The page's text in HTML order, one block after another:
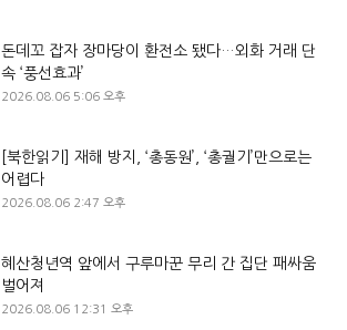
돈데꼬 잡자 장마당이 환전소 됐다…외화 거래 단
속 ‘풍선효과’
2026.08.06 5:06 오후
[북한읽기] 재해 방지, ‘총동원’, ‘총궐기’만으로는
어렵다
2026.08.06 2:47 오후
혜산청년역 앞에서 구루마꾼 무리 간 집단 패싸움
벌어져
2026.08.06 12:31 오후